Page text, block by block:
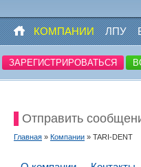
КОМПАНИИ ЛПУ
ЗАРЕГИСТРИРОВАТЬСЯ
Отправить
Главная » Компании » TARI-DENT